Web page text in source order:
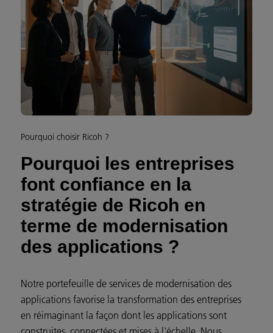
Pourquoi choisir Ricoh ?
Pourquoi les entreprises
font confiance en la
stratégie de Ricoh en
terme de modernisation
des applications ?
Notre portefeuille de services de modernisation des
applications favorise la transformation des entreprises
en réimaginant la façon dont les applications sont